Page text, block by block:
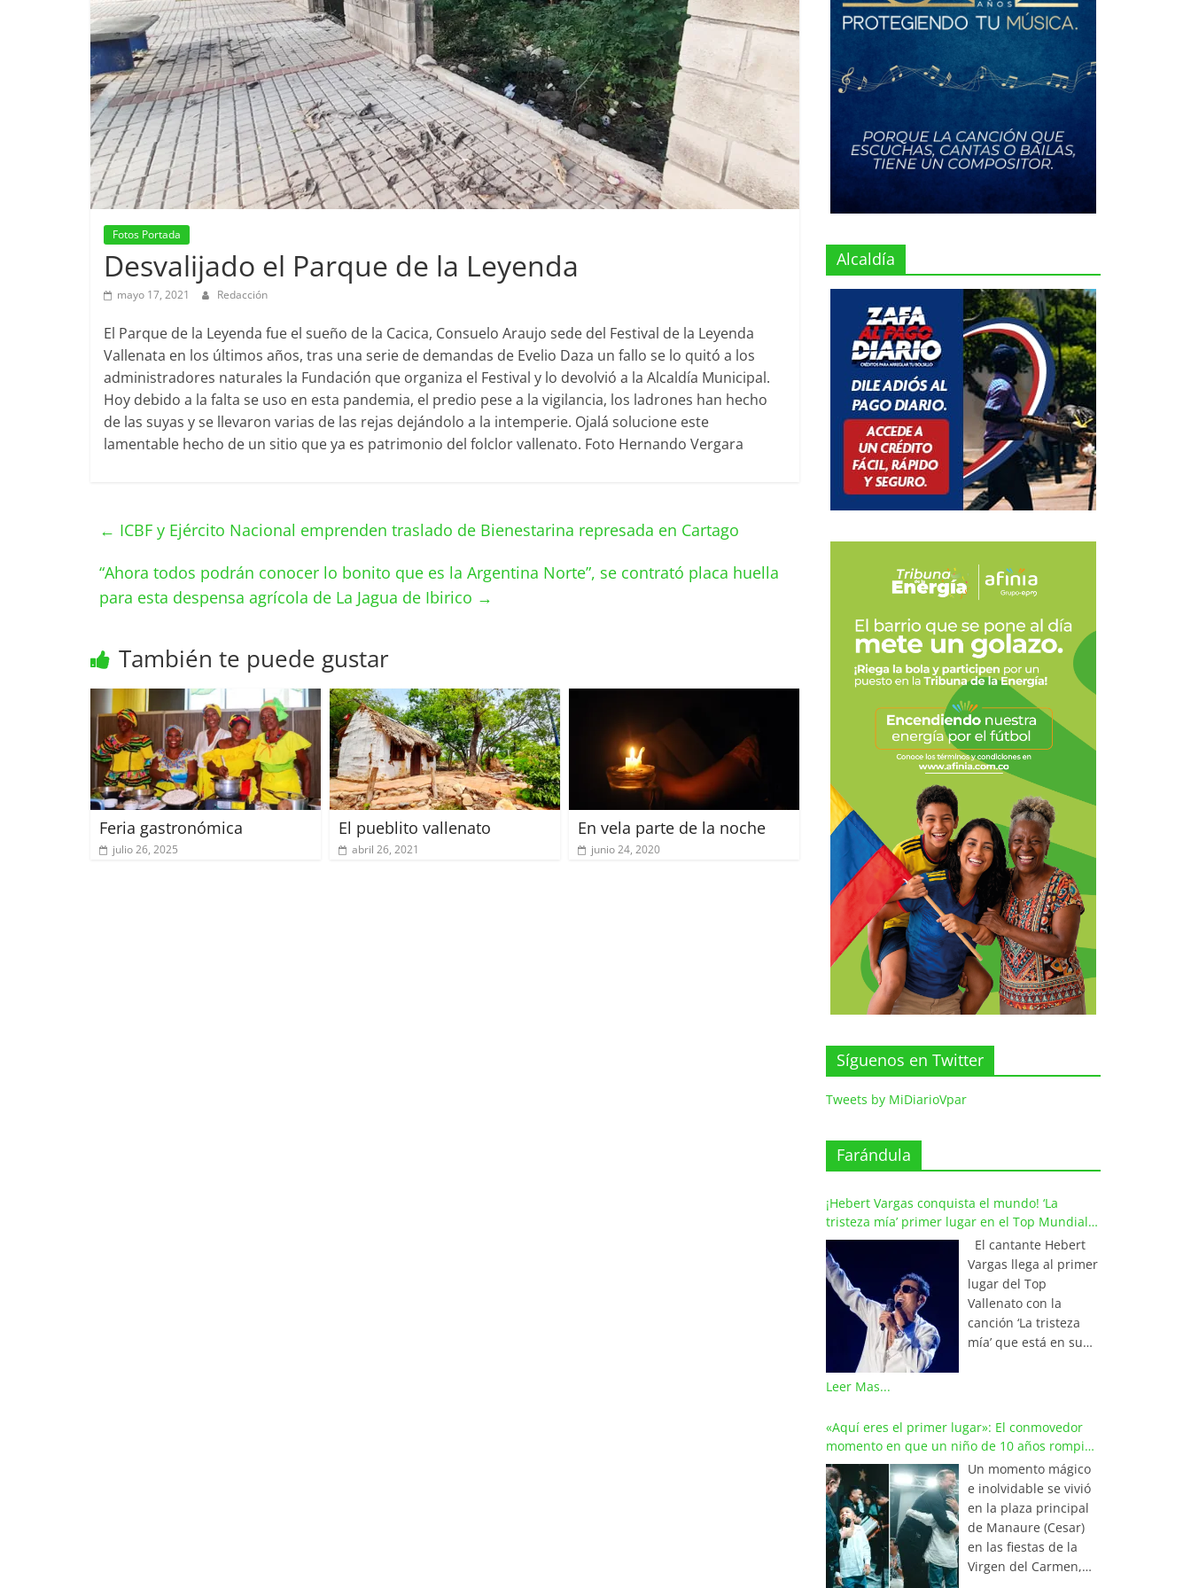
Fotos Portada
Desvalijado el Parque de la Leyenda
mayo 17, 2021 Redacción
El Parque de la Leyenda fue el sueño de la Cacica, Consuelo Araujo sede del Festival de la Leyenda
Vallenata en los últimos años, tras una serie de demandas de Evelio Daza un fallo se lo quitó a los
administradores naturales la Fundación que organiza el Festival y lo devolvió a la Alcaldía Municipal.
Hoy debido a la falta se uso en esta pandemia, el predio pese a la vigilancia, los ladrones han hecho
de las suyas y se llevaron varias de las rejas dejándolo a la intemperie. Ojalá solucione este
lamentable hecho de un sitio que ya es patrimonio del folclor vallenato. Foto Hernando Vergara
← ICBF y Ejército Nacional emprenden traslado de Bienestarina represada en Cartago
“Ahora todos podrán conocer lo bonito que es la Argentina Norte”, se contrató placa huella
para esta despensa agrícola de La Jagua de Ibirico →
También te puede gustar
Feria gastronómica
julio 26, 2025
El pueblito vallenato
abril 26, 2021
En vela parte de la noche
junio 24, 2020
Alcaldía
Síguenos en Twitter
Tweets by MiDiarioVpar
Farándula
¡Hebert Vargas conquista el mundo! ‘La
tristeza mía’ primer lugar en el Top Mundial
del Vallenato
El cantante Hebert
Vargas llega al primer
lugar del Top
Vallenato con la
canción ‘La tristeza
mía’ que está en su
de los listados
musicales en
Colombia y países de
América y Europa.
Esta emotiva
composición del
maestro Wilfran
Castillo se posicionó
en el primer lugar de
Leer Mas...
«Aquí eres el primer lugar»: El conmovedor
momento en que un niño de 10 años rompió
en llanto al cantar con Iván Villazón
Un momento mágico
e inolvidable se vivió
en la plaza principal
de Manaure (Cesar)
en las fiestas de la
Virgen del Carmen,